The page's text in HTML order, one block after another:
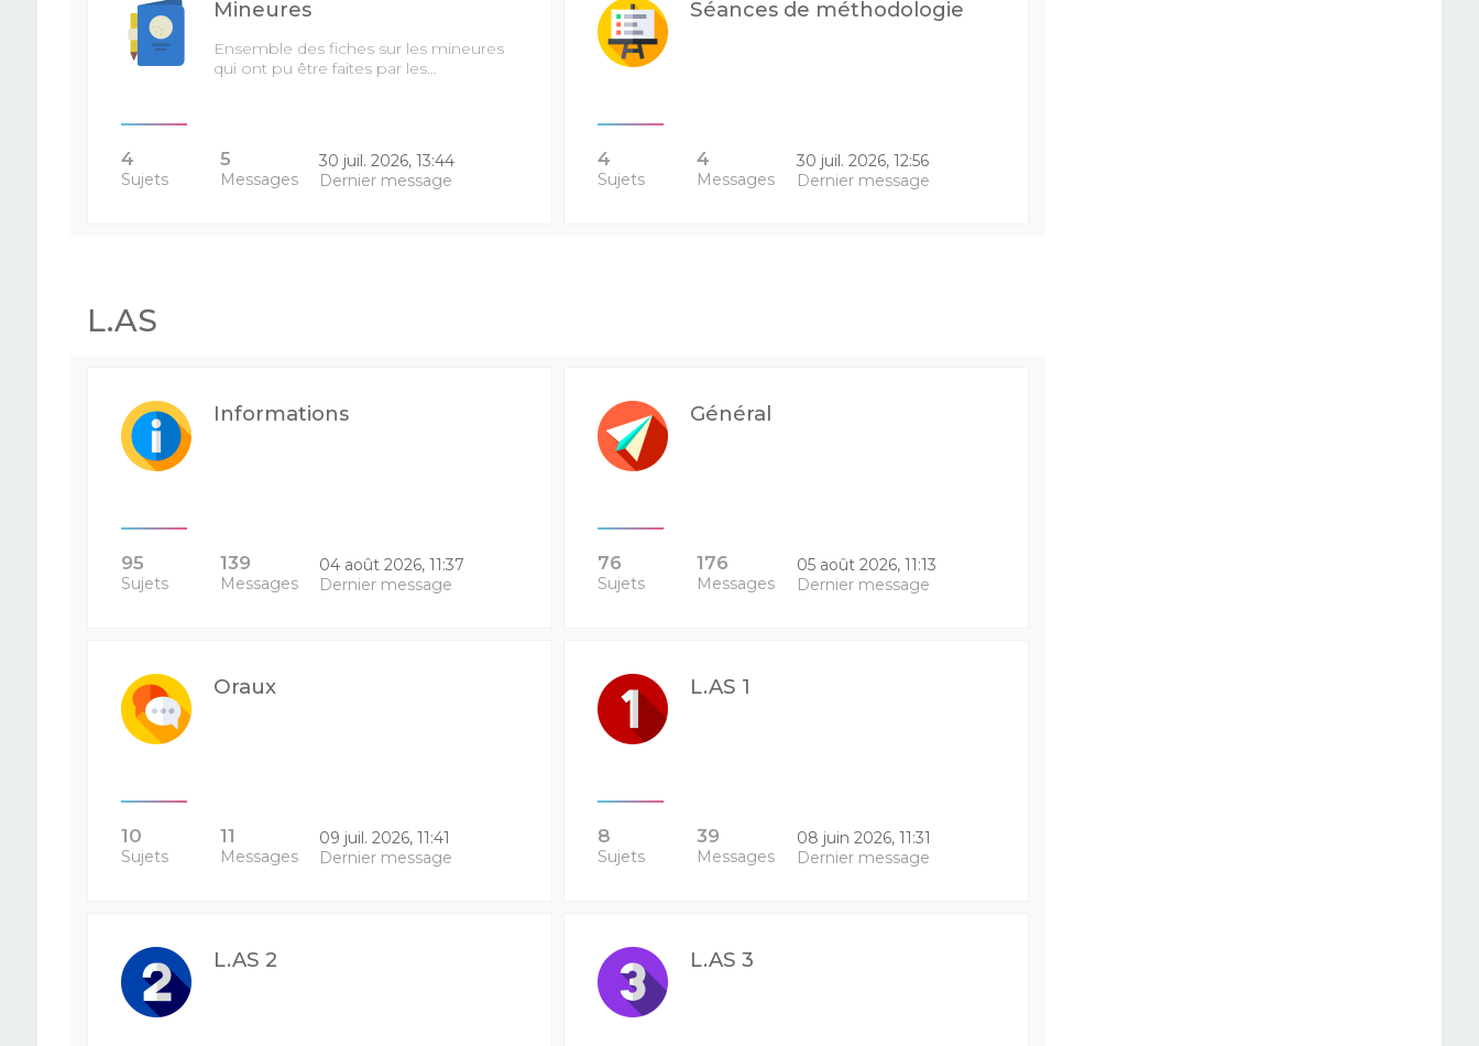
Mineures
Ensemble des fiches sur les mineures
qui ont pu être faites par les…
4
Sujets
5
Messages
30 juil. 2026, 13:44
Dernier message
Séances de méthodologie
4
Sujets
4
Messages
30 juil. 2026, 12:56
Dernier message
L.AS
Informations
95
Sujets
139
Messages
04 août 2026, 11:37
Dernier message
Général
76
Sujets
176
Messages
05 août 2026, 11:13
Dernier message
Oraux
10
Sujets
11
Messages
09 juil. 2026, 11:41
Dernier message
L.AS 1
8
Sujets
39
Messages
08 juin 2026, 11:31
Dernier message
L.AS 2 L.AS 3